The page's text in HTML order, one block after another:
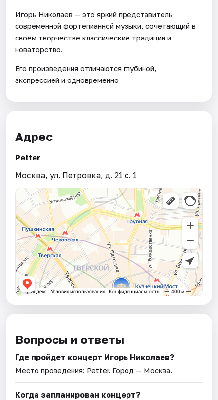
Игорь Николаев — это яркий представитель
современной фортепианной музыки, сочетающий в
своём творчестве классические традиции и
новаторство.
Его произведения отличаются глубиной,
экспрессией и одновременно
Адрес
Petter
Москва, ул. Петровка, д. 21 с. 1
Вопросы и ответы
Где пройдет концерт Игорь Николаев?
Место проведения: Petter. Город — Москва.
Когда запланирован концерт?